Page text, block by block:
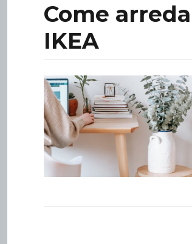
Come
IKEA